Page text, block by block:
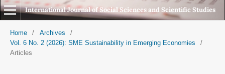
International Journal of Social Sciences and Scientific Studies
Home / Archives
/
Vol. 6 No. 2 (2026): SME Sustainability in Emerging Economies
/
Articles